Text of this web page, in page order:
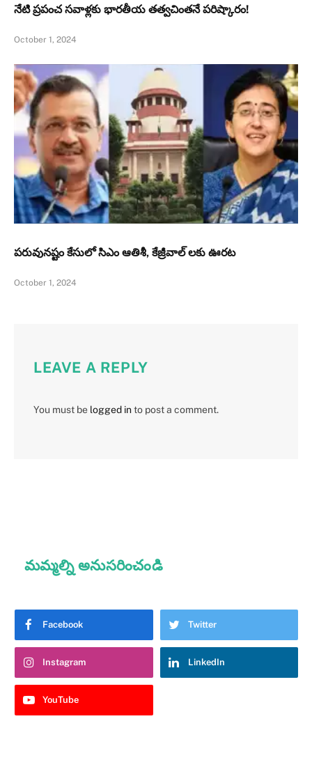
నేటి ప్రపంచ సవాళ్లకు భారతీయ తత్వచింతనే పరిష్కారం!
October 1, 2024
పరువునష్టం కేసులో సిఎం ఆతిశీ, కేజ్రీవాల్ లకు ఊరట
October 1, 2024
LEAVE A REPLY
You must be logged into post a comment.
మమ్మల్ని అనుసరించండి
Facebook Twitter
Instagram LinkedIn
YouTube